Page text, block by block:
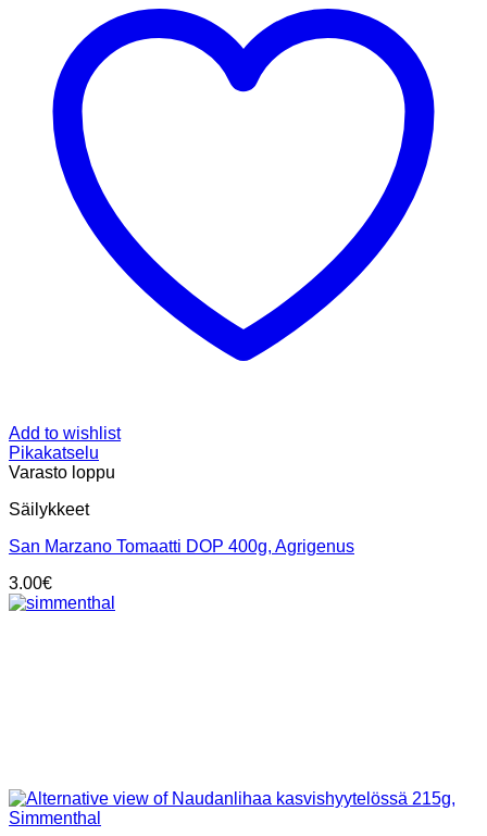
Add to wishlist
Pikakatselu
Varasto loppu
Säilykkeet
San Marzano Tomaatti DOP 400g, Agrigenus
3.00€